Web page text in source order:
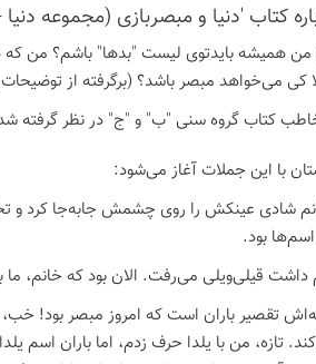
كتاب 'دنیا و مبصربازی (مجموعه دنیا -
من همیشه بایدتوی لیست "بدها" باشم؟ من که
کی می‌خواهد مبصر باشد؟ (برگرفته از
کتاب گروه سنی "ب" و "ج" در نظر گرفته
با این جملات آغاز می‌شود:
شادی عینکش را روی چشمش جابه‌جا کرد و
بود.
داشت قیلی‌ویلی می‌رفت. الان بود که خانم، ما
تقصیر باران است که امروز مبصر بود!
تازه، من با یلدا حرف زدم، اما باران اسم